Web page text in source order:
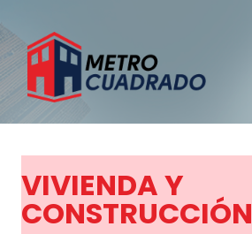
VIVIENDA Y
CONSTRUCCIÓN